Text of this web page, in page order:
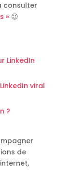
consulter
» 😉
LinkedIn
viral
?
de